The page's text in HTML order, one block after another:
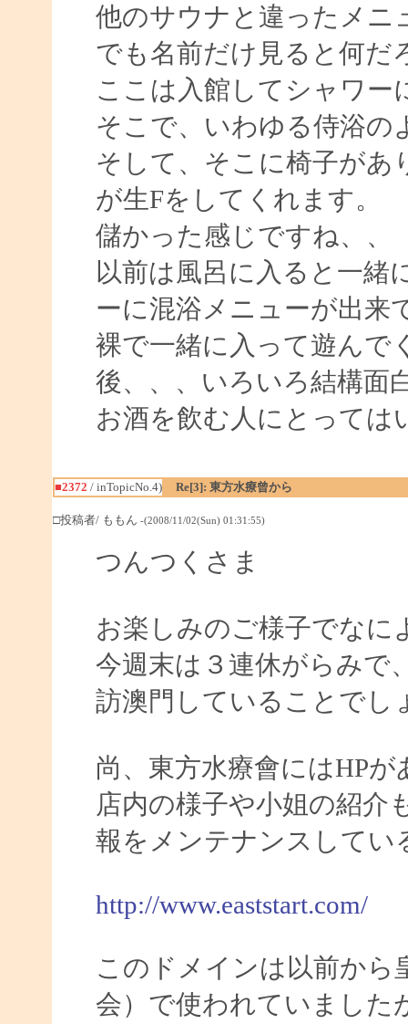
他のサウナと違ったメニ
でも名前だけ見ると何
ここは入館してシャワー
そこで、いわゆる侍浴の
そして、そこに椅子があ
が生Fをしてくれます。
儲かった感じですね、、
以前は風呂に入ると一緒
ーに混浴メニューが出来
裸で一緒に入って遊んで
後、、、いろいろ結構面
お酒を飲む人にとっては
■2372 / inTopicNo.4) Re[3]: 東方水療曾から
□投稿者/ ももん -(2008/11/02(Sun) 01:31:55)
つんつくさま
お楽しみのご様子でなに
今週末は３連休がらみで
訪澳門していることでし
尚、東方水療會にはHPが
店内の様子や小姐の紹介
報をメンテナンスしてい
http://www.eaststart.com/
このドメインは以前から
会）で使われていました